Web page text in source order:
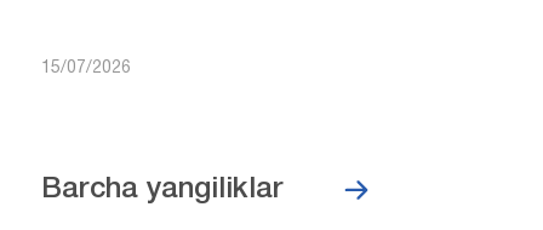
15/07/2026
Barcha yangiliklar